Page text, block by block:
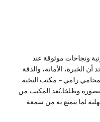
ونجاحات موثوقة عند
الخبرة، الأمانة، والدقة
رامي – مكتب النخبة
وطلخا.يُعد المكتب من
لما يتمتع به من سمعة